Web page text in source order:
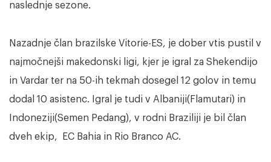
naslednje sezone.
Nazadnje član brazilske Vitorie-ES, je dober vtis pustil v
najmočnejši makedonski ligi, kjer je igral za Shekendijo
in Vardar ter na 50-ih tekmah dosegel 12 golov in temu
dodal 10 asistenc. Igral je tudi v Albaniji(Flamutari) in
Indoneziji(Semen Pedang), v rodni Braziliji je bil član
dveh ekip, EC Bahia in Rio Branco AC.